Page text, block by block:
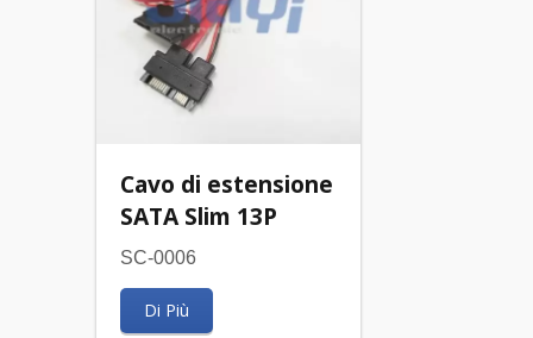
Cavo di estensione
SATA Slim 13P
SC-0006
Di Più